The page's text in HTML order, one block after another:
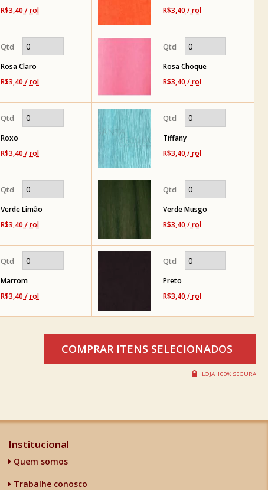
R$3,40 / rol
R$3,40 / rol
Rosa Claro
R$3,40 / rol
Rosa Choque
R$3,40 / rol
Roxo
R$3,40 / rol
Tiffany
R$3,40 / rol
Verde Limão
R$3,40 / rol
Verde Musgo
R$3,40 / rol
Marrom
R$3,40 / rol
Preto
R$3,40 / rol
Institucional
Quem somos
Trabalhe conosco